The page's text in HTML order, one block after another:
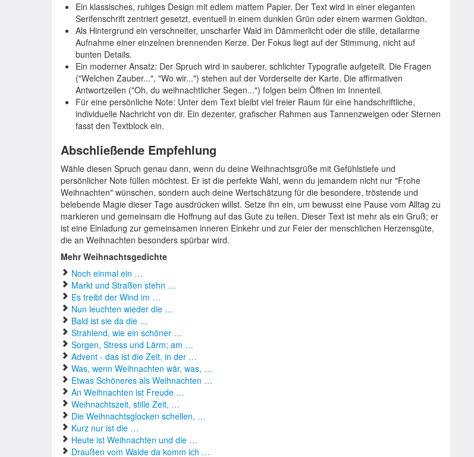
Ein klassisches, ruhiges Design mit edlem mattem Papier. Der Text wird in einer eleganten
Serifenschrift zentriert gesetzt, eventuell in einem dunklen Grün oder einem warmen Goldton.
Als Hintergrund ein verschneiter, unscharfer Wald im Dämmerlicht oder die stille, detailarme
Aufnahme einer einzelnen brennenden Kerze. Der Fokus liegt auf der Stimmung, nicht auf
bunten Details.
Ein moderner Ansatz: Der Spruch wird in sauberer, schlichter Typografie aufgeteilt. Die Fragen
("Welchen Zauber...", "Wo wir...") stehen auf der Vorderseite der Karte. Die affirmativen
Antwortzeilen ("Oh, du weihnachtlicher Segen...") folgen beim Öffnen im Innenteil.
Für eine persönliche Note: Unter dem Text bleibt viel freier Raum für eine handschriftliche,
individuelle Nachricht von dir. Ein dezenter, grafischer Rahmen aus Tannenzweigen oder Sternen
fasst den Textblock ein.
Abschließende Empfehlung
Wähle diesen Spruch genau dann, wenn du deine Weihnachtsgrüße mit Gefühlstiefe und
persönlicher Note füllen möchtest. Er ist die perfekte Wahl, wenn du jemandem nicht nur "Frohe
Weihnachten" wünschen, sondern auch deine Wertschätzung für die besondere, tröstende und
belebende Magie dieser Tage ausdrücken willst. Setze ihn ein, um bewusst eine Pause vom Alltag zu
markieren und gemeinsam die Hoffnung auf das Gute zu teilen. Dieser Text ist mehr als ein Gruß; er
ist eine Einladung zur gemeinsamen inneren Einkehr und zur Feier der menschlichen Herzensgüte,
die an Weihnachten besonders spürbar wird.
Mehr Weihnachtsgedichte
Noch einmal ein …
Markt und Straßen stehn …
Es treibt der Wind im …
Nun leuchten wieder die …
Bald ist sie da die …
Strahlend, wie ein schöner …
Sorgen, Stress und Lärm; am …
Advent - das ist die Zeit, in der …
Was, wenn Weihnachten wär, was, …
Etwas Schöneres als Weihnachten …
An Weihnachten ist Freude …
Weihnachtszeit, stille Zeit, …
Die Weihnachtsglocken schellen, …
Kurz nur ist die …
Heute ist Weihnachten und die …
Draußen vom Walde da komm ich …